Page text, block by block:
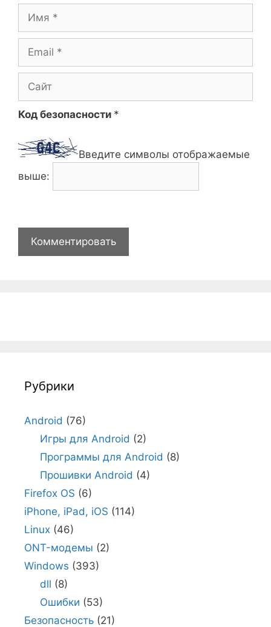
Имя
Email
Сайт
Код безопасности *
Введите символы отображаемые
выше:
Рубрики
Android (76)
Игры для Android (2)
Программы для Android (8)
Прошивки Android (4)
Firefox OS (6)
iPhone, iPad, iOS (114)
Linux (46)
ONT-модемы (2)
Windows (393)
dll (8)
Ошибки (53)
Безопасность (21)